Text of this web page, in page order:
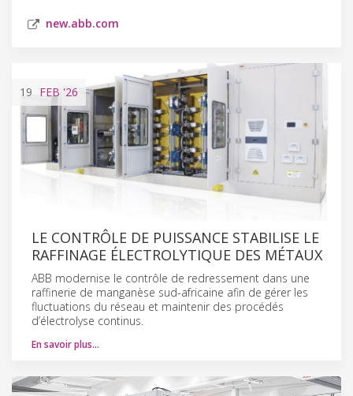
new.abb.com
19 FEB '26
LE CONTRÔLE DE PUISSANCE STABILISE LE
RAFFINAGE ÉLECTROLYTIQUE DES MÉTAUX
ABB modernise le contrôle de redressement dans une
raffinerie de manganèse sud-africaine afin de gérer les
fluctuations du réseau et maintenir des procédés
d’électrolyse continus.
En savoir plus…